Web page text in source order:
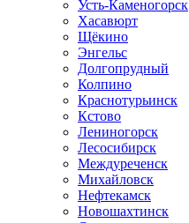
Усть-Каменогорск
Хасавюрт
Щёкино
Энгельс
Долгопрудный
Колпино
Краснотурьинск
Кстово
Лениногорск
Лесосибирск
Междуреченск
Михайловск
Нефтекамск
Новошахтинск